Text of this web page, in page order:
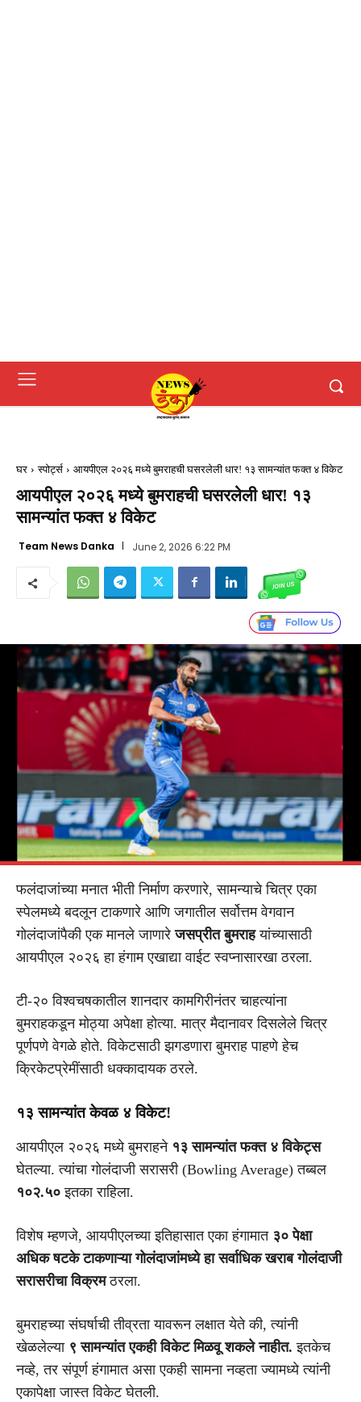
घर स्पोर्ट्स आयपीएल २०२६ मध्ये बुमराहची घसरलेली धार! १३ सामन्यांत फक्त ४ विकेट
आयपीएल २०२६ मध्ये बुमराहची घसरलेली धार! १३
सामन्यांत फक्त ४ विकेट
Team News Danka June 2, 2026 6:22 PM
फलंदाजांच्या मनात भीती निर्माण करणारे, सामन्याचे चित्र एका
स्पेलमध्ये बदलून टाकणारे आणि जगातील सर्वोत्तम वेगवान
गोलंदाजांपैकी एक मानले जाणारेजसप्रीत बुमराहयांच्यासाठी
आयपीएल २०२६ हा हंगाम एखाद्या वाईट स्वप्नासारखा ठरला.
टी-२० विश्वचषकातील शानदार कामगिरीनंतर चाहत्यांना
बुमराहकडून मोठ्या अपेक्षा होत्या. मात्र मैदानावर दिसलेले चित्र
पूर्णपणे वेगळे होते. विकेटसाठी झगडणारा बुमराह पाहणे हेच
क्रिकेटप्रेमींसाठी धक्कादायक ठरले.
१३ सामन्यांत केवळ ४ विकेट!
आयपीएल २०२६ मध्ये बुमराहने १३ सामन्यांत फक्त ४ विकेट्स
घेतल्या. त्यांचा गोलंदाजी सरासरी (Bowling Average) तब्बल
१०२.५० इतका राहिला.
विशेष म्हणजे, आयपीएलच्या इतिहासात एका हंगामात ३० पेक्षा
अधिक षटके टाकणाऱ्या गोलंदाजांमध्ये हा सर्वाधिक खराब गोलंदाजी
सरासरीचा विक्रमठरला.
बुमराहच्या संघर्षाची तीव्रता यावरून लक्षात येते की, त्यांनी
खेळलेल्या ९ सामन्यांत एकही विकेट मिळवू शकले नाहीत. इतकेच
नव्हे, तर संपूर्ण हंगामात असा एकही सामना नव्हता ज्यामध्ये त्यांनी
एकापेक्षा जास्त विकेट घेतली.